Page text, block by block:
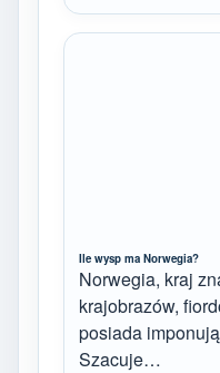
Ile wysp ma Norwegia?
Norwegia, kraj
krajobrazów,
posiada
Szacuje…